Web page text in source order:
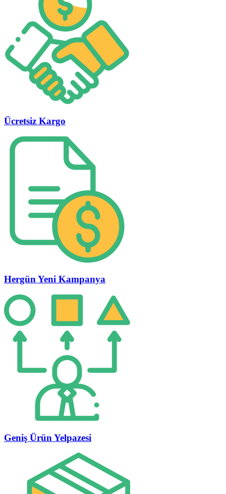
Ücretsiz Kargo
Hergün Yeni Kampanya
Geniş Ürün Yelpazesi